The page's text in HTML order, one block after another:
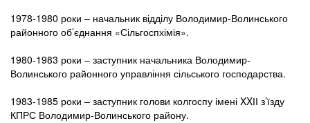
1978-1980 роки – начальник відділу Володимир-Волинського
районного об’єднання «Сільгоспхімія».
1980-1983 роки – заступник начальника Володимир-
Волинського районного управління сільського господарства.
1983-1985 роки – заступник голови колгоспу імені XXІІ з’їзду
КПРС Володимир-Волинського району.